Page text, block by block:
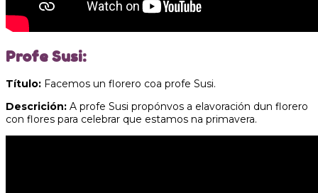
Profe Susi:
Título: Facemos un florero coa profe Susi.
Descrición: A profe Susi propónvos a elavoración dun florero
con flores para celebrar que estamos na primavera.